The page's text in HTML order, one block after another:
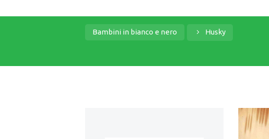
Bambini in bianco e nero Husky